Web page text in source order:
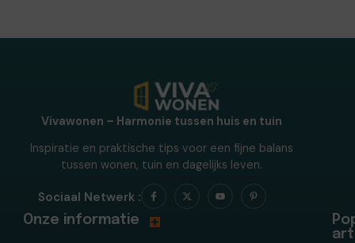
Vivawonen – Harmonie tussen huis en tuin
Inspiratie en praktische tips voor een fijne balans
tussen wonen, tuin en dagelijks leven.
Sociaal Netwerk :
Onze informatie